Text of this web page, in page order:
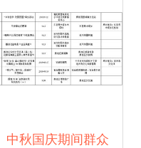
中秋国庆期间群众